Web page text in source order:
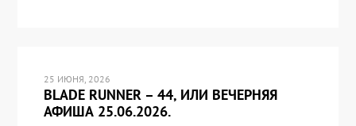
25 ИЮНЯ, 2026
BLADE RUNNER – 44, ИЛИ ВЕЧЕРНЯЯ
АФИША 25.06.2026.